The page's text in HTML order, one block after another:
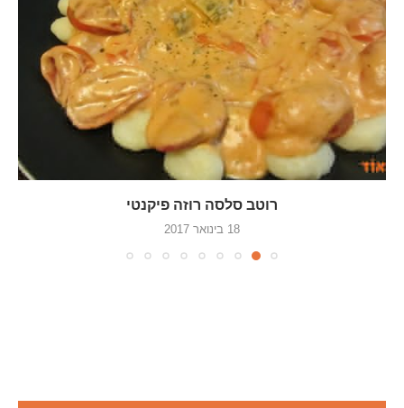
רוטב סלסה רוזה פיקנטי
18 בינואר 2017